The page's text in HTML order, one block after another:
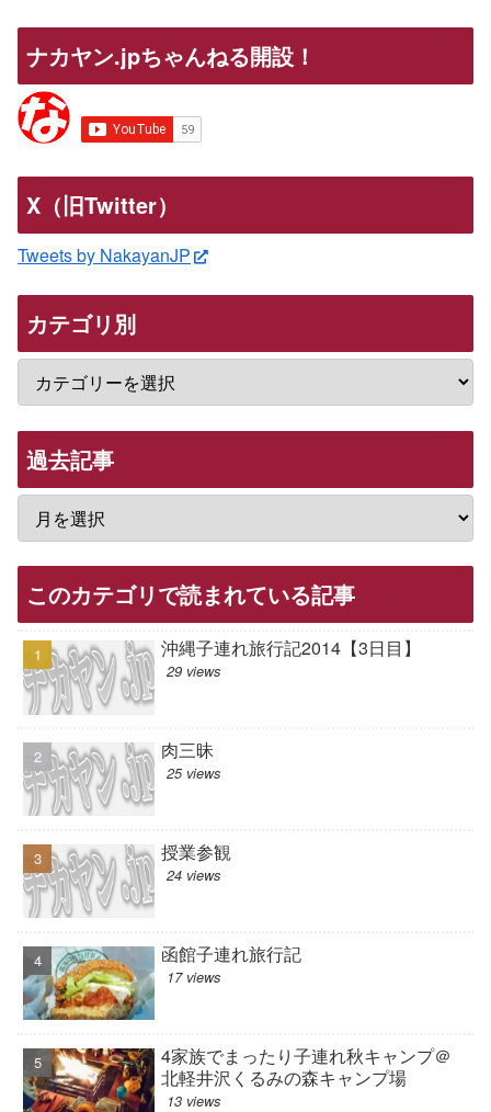
ナカヤン.jpちゃんねる開設！
X（旧Twitter）
Tweets by NakayanJP
カテゴリ別
過去記事
このカテゴリで読まれている記事
沖縄子連れ旅行記2014【3日目】
29 views
肉三昧
25 views
授業参観
24 views
函館子連れ旅行記
17 views
4家族でまったり子連れ秋キャンプ＠
北軽井沢くるみの森キャンプ場
13 views